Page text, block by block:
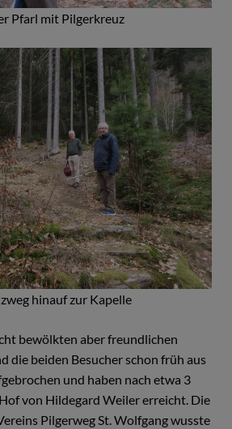
Pfarl mit Pilgerkreuz
hinauf zur Kapelle
bewölkten aber freundlichen
die beiden Besucher schon früh aus
und haben nach etwa 3
von Hildegard Weiler erreicht. Die
Pilgerweg St. Wolfgang wusste